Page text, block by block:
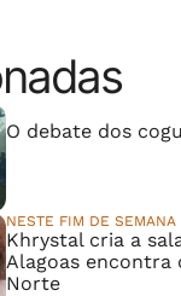
O debate dos
NESTE FIM DE SEMANA
Khrystal cria a
Alagoas encontra
Norte